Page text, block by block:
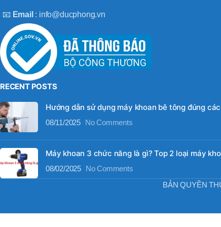
📧 Email : info@ducphong.vn
RECENT POSTS
Hướng dẫn sử dụng máy khoan bê tông đúng
08/11/2025 No Comments
Máy khoan 3 chức năng là gì? Top 2 loại máy
08/02/2025 No Comments
BẢN QUYỀN